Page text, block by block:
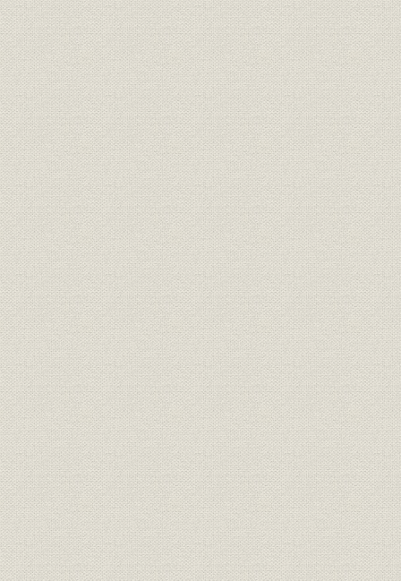
靴;風俗
3年幕府軍の歩兵によるフラン
ス式訓練の情景。指揮官や軍楽
隊は靴ばきだが、一般兵はほと
んど草履ばきであった。(浅井収
氏蔵)
慶応3年
設備 欧米の手製靴時代の工具
広告宣伝
明治3年12月8日付「横浜毎日新
聞」に西村勝三が出した求人広
告
明治3年
広告宣伝
日露戦争当時、朝日新聞に掲出
された靴の広告
[明治37年
事業所
明治15年、銀座尾張町2丁目15
番地に開店した「レマルシャン
靴店」。
明治15年
技術;経営者
オランダ出身の靴師の先覚者 エ
フ・ジェ・レマルシャン
商品;広告宣伝
伊勢勝造靴場の靴のカタログ。
西村勝三の出身地である千葉県
佐倉市で最近発見された日本で
最初の靴のカタログ。
販売
桜組銀座店の製靴注文帳。(明治
10年ごろ)
明治10年
明治6年、米欧使節団一行、ワ
シントンで写す。皆、靴を履い
ている。正使の岩倉は、和服の